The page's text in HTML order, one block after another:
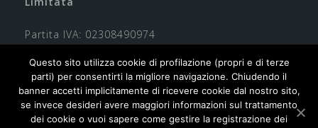
Partita IVA: 02308490974
Questo sito utilizza cookie di profilazione (propri e di terze
parti) per consentirti la migliore navigazione. Chiudendo il
banner accetti implicitamente di ricevere cookie dal nostro sito,
se invece desideri avere maggiori informazioni sul trattamento
dei cookie o vuoi sapere come gestire la registrazione dei